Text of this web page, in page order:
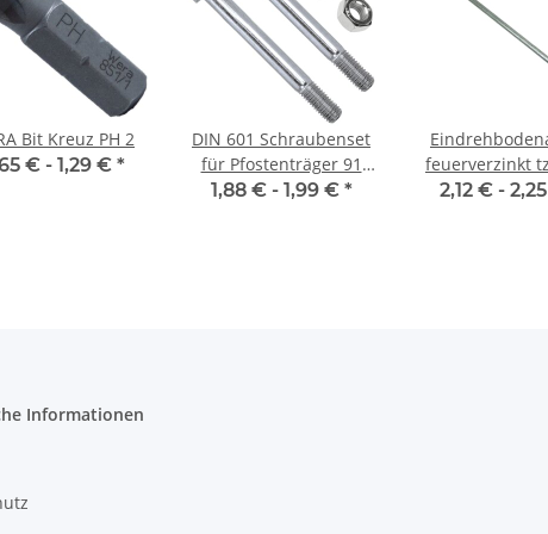
Bit Kreuz PH 2
€ - 1,29 € *
DIN 601 Schraubenset
für Pfostenträger 91
mm
1,88 € - 1,99 € *
feuerverzinkt
Schraube /
2,12 € -
Informationen